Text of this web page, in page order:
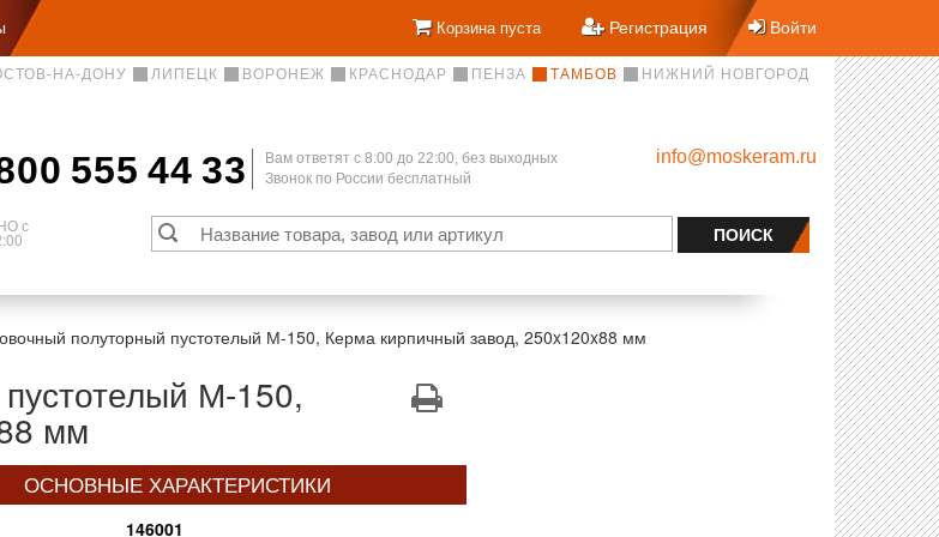
Корзина пуста Регистрация Войти
НА-ДОНУ ЛИПЕЦК ВОРОНЕЖ КРАСНОДАР ПЕНЗА ТАМБОВ
НИЖНИЙ НОВГОРОД
555 44 33
Вам ответят c 8:00 до 22:00, без выходных
Звонок по России бесплатный
info@moskeram.ru
с
полуторный пустотелый М-150, Керма кирпичный завод, 250x120x88 мм
М-150,
мм
ОСНОВНЫЕ ХАРАКТЕРИСТИКИ
146001